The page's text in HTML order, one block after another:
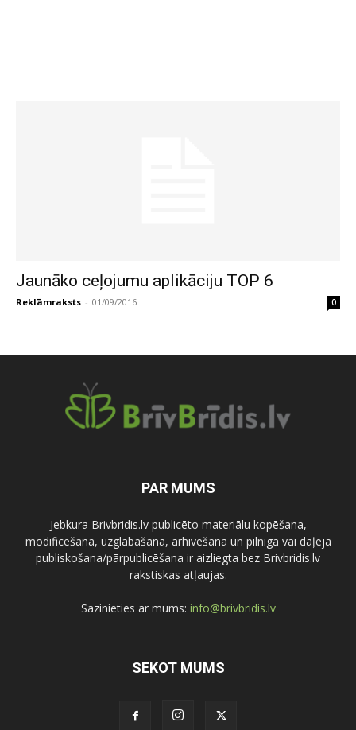
Jaunāko ceļojumu aplikāciju TOP 6
Reklāmraksts - 01/09/2016 0
PAR MUMS
Jebkura Brivbridis.lv publicēto materiālu kopēšana,
modificēšana, uzglabāšana, arhivēšana un pilnīga vai daļēja
publiskošana/pārpublicēšana ir aizliegta bez Brivbridis.lv
rakstiskas atļaujas.
Sazinieties ar mums: info@brivbridis.lv
SEKOT MUMS